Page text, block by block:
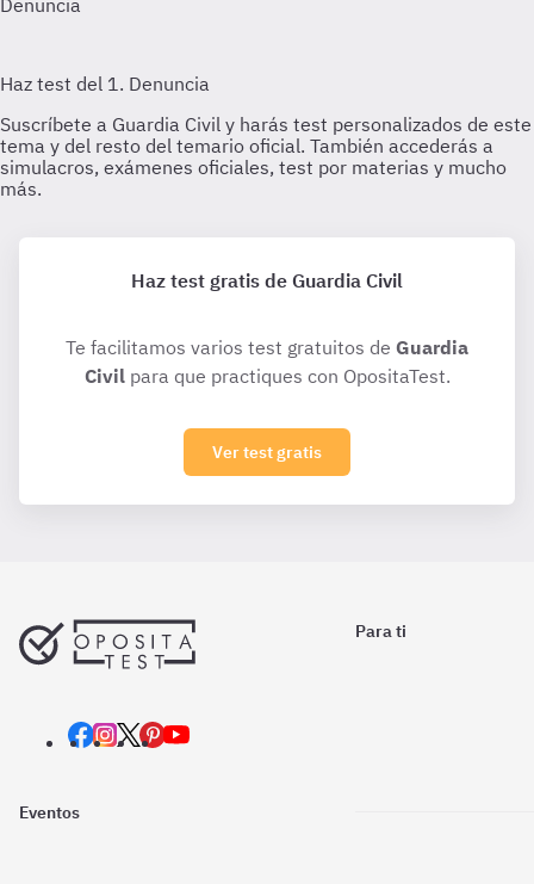
Haz test gratis de Guardia Civil
Te facilitamos varios test gratuitos de Guardia
Civilpara que practiques con OpositaTest.
Ver test gratis
Para ti
Eventos